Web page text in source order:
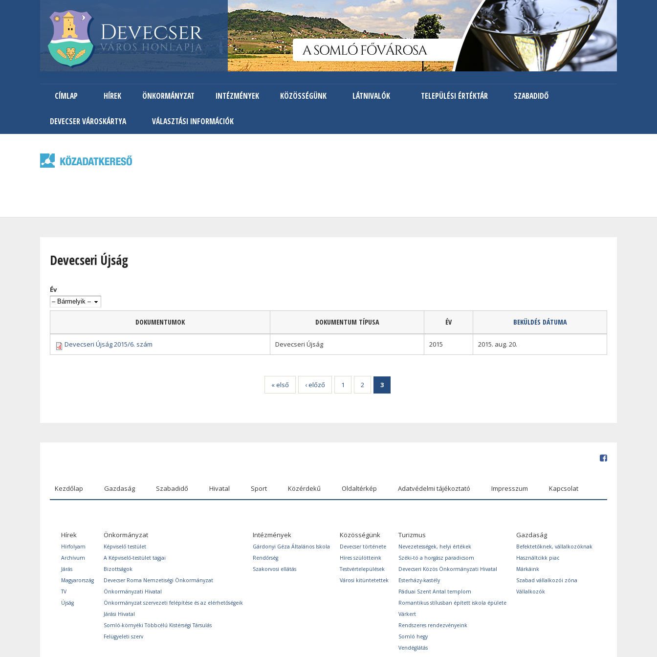
Ugrás
a
tartalomra
CÍMLAP HÍREK ÖNKORMÁNYZAT INTÉZMÉNYEK KÖZÖSSÉGÜNK LÁTNIVALÓK TELEPÜLÉSI ÉRTÉKTÁR SZABADIDŐ
DEVECSER VÁROSKÁRTYA VÁLASZTÁSI INFORMÁCIÓK
Devecseri Újság
Év
DOKUMENTUMOK DOKUMENTUM TÍPUSA ÉV BEKÜLDÉS DÁTUMA
Devecseri Újság 2015/6. szám Devecseri Újság 2015 2015. aug. 20.
« első ‹ előző 1 2 3
Kezdőlap Gazdaság Szabadidő Hivatal Sport Közérdekű Oldaltérkép Adatvédelmi tájékoztató Impresszum Kapcsolat
Hírek
Hírfolyam
Archívum
Járás
Magyarország
TV
Újság
Önkormányzat
Képviselő testület
A Képviselő-testület tagjai
Bizottságok
Devecser Roma Nemzetiségi Önkormányzat
Önkormányzati Hivatal
Önkormányzat szervezeti felépítése és az elérhetőségeik
Járási Hivatal
Somló-környéki Többcélú Kistérségi Társulás
Felügyeleti szerv
Intézmények
Gárdonyi Géza Általános Iskola
Rendőrség
Szakorvosi ellátás
Közösségünk
Devecser története
Híres szülötteink
Testvértelepülések
Városi kitüntetettek
Turizmus
Nevezetességek, helyi értékek
Széki-tó a horgász paradicsom
Devecseri Közös Önkormányzati Hivatal
Esterházy-kastély
Páduai Szent Antal templom
Romantikus stílusban épített iskola épülete
Várkert
Rendszeres rendezvényeink
Somló hegy
Vendéglátás
Gazdaság
Befektetőknek, vállalkozóknak
Használtcikk piac
Márkáink
Szabad vállalkozói zóna
Vállalkozók